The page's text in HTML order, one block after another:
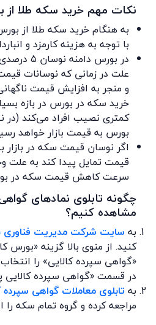
نکات مهم خرید سکه طلا از
به هنگام خرید سکه طلا از
با توجه به هزینه کارمزد و
در بورس
علت در زمانی که نوسانات
و منجر به افزایش قیمت
خرید سکه در بورس در بازه
کمتری نصیب افراد می‌کند (در
بورس به قیمت بازار خواهد
اگر نوسان قیمت سکه در
قیمت تمایل پیدا کند به علت
سرعت کاهش قیمت سکه در
چگونه تابلوی نمادهای
مشاهده کنیم؟
به سایت شرکت مدیریت فناوری
کنید. از منوی بالا گزینه
«گواهی سپرده کالایی» را
در قسمت «گواهی سپرده کالایی
به تابلوی معاملات گواهی سپرده
مراجعه کرده و گروه تمام سکه را